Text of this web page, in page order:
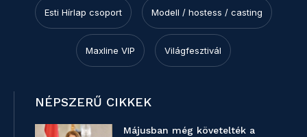
Esti Hírlap csoport Modell / hostess / casting
Maxline VIP Világfesztivál
NÉPSZERŰ CIKKEK
Májusban még követelték a